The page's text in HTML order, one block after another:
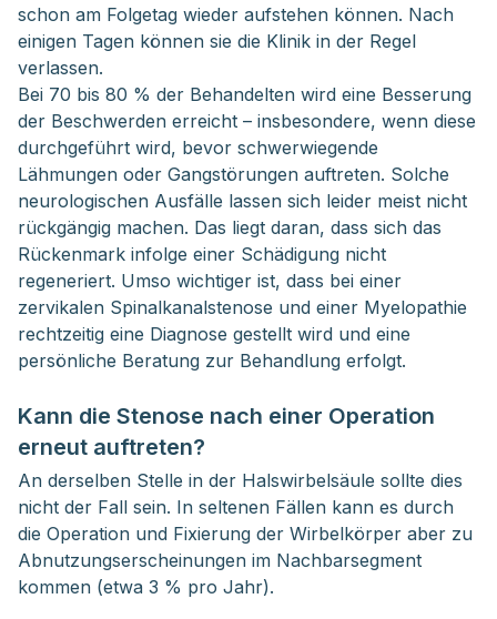
schon am Folgetag wieder aufstehen können. Nach
einigen Tagen können sie die Klinik in der Regel
verlassen.
Bei 70 bis 80 % der Behandelten wird eine Besserung
der Beschwerden erreicht – insbesondere, wenn diese
durchgeführt wird, bevor schwerwiegende
Lähmungen oder Gangstörungen auftreten. Solche
neurologischen Ausfälle lassen sich leider meist nicht
rückgängig machen. Das liegt daran, dass sich das
Rückenmark infolge einer Schädigung nicht
regeneriert. Umso wichtiger ist, dass bei einer
zervikalen Spinalkanalstenose und einer Myelopathie
rechtzeitig eine Diagnose gestellt wird und eine
persönliche Beratung zur Behandlung erfolgt.
Kann die Stenose nach einer Operation
erneut auftreten?
An derselben Stelle in der Halswirbelsäule sollte dies
nicht der Fall sein. In seltenen Fällen kann es durch
die Operation und Fixierung der Wirbelkörper aber zu
Abnutzungserscheinungen im Nachbarsegment
kommen (etwa 3 % pro Jahr).